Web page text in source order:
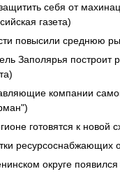
себя от
газета)
повысили среднюю
Заполярья построит
компании
готовятся к
ресурсоснабжающих
округе